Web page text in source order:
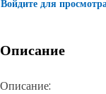
Войдите для
Описание
Описание: